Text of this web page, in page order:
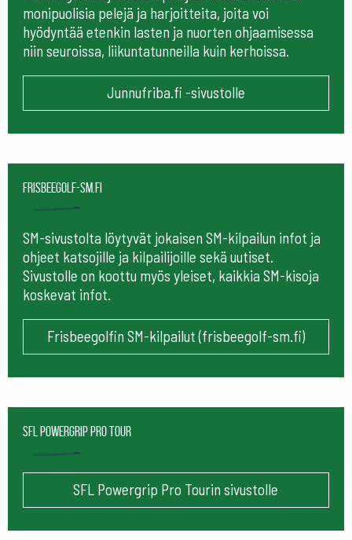
monipuolisia pelejä ja harjoitteita, joita voi
hyödyntää etenkin lasten ja nuorten ohjaamisessa
niin seuroissa, liikuntatunneilla kuin kerhoissa.
Junnufriba.fi -sivustolle
frisbeegolf-sm.fi
SM-sivustolta löytyvät jokaisen SM-kilpailun infot ja
ohjeet katsojille ja kilpailijoille sekä uutiset.
Sivustolle on koottu myös yleiset, kaikkia SM-kisoja
koskevat infot.
Frisbeegolfin SM-kilpailut (frisbeegolf-sm.fi)
SFL Powergrip Pro Tour
SFL Powergrip Pro Tourin sivustolle